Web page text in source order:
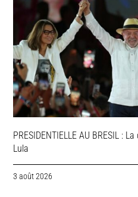
PRESIDENTIELLE AU BRESIL :
Lula
3 août 2026